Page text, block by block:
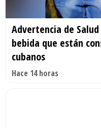
Advertencia de
bebida que están
cubanos
Hace 14 horas